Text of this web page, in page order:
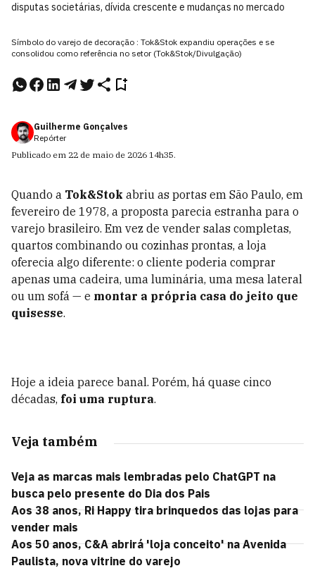
disputas societárias, dívida crescente e mudanças no mercado
Símbolo do varejo de decoração : Tok&Stok expandiu operações e se
consolidou como referência no setor (Tok&Stok/Divulgação)
Guilherme Gonçalves
Repórter
Publicado em 22 de maio de 2026 14h35.
Quando a Tok&Stok abriu as portas em São Paulo, em
fevereiro de 1978, a proposta parecia estranha para o
varejo brasileiro. Em vez de vender salas completas,
quartos combinando ou cozinhas prontas, a loja
oferecia algo diferente: o cliente poderia comprar
apenas uma cadeira, uma luminária, uma mesa lateral
ou um sofá — e montar a própria casa do jeito que
quisesse.
Hoje a ideia parece banal. Porém, há quase cinco
décadas, foi uma ruptura.
Veja também
Veja as marcas mais lembradas pelo ChatGPT na
busca pelo presente do Dia dos Pais
Aos 38 anos, Ri Happy tira brinquedos das lojas para
vender mais
Aos 50 anos, C&A abrirá 'loja conceito' na Avenida
Paulista, nova vitrine do varejo